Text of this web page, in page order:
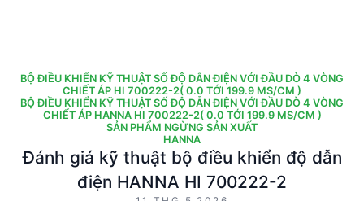
BỘ ĐIỀU KHIỂN KỸ THUẬT SỐ ĐỘ DẪN ĐIỆN VỚI ĐẦU DÒ 4 VÒNG
CHIẾT ÁP HI 700222-2( 0.0 TỚI 199.9 MS/CM )
BỘ ĐIỀU KHIỂN KỸ THUẬT SỐ ĐỘ DẪN ĐIỆN VỚI ĐẦU DÒ 4 VÒNG
CHIẾT ÁP HANNA HI 700222-2( 0.0 TỚI 199.9 MS/CM )
SẢN PHẨM NGỪNG SẢN XUẤT
HANNA
Đánh giá kỹ thuật bộ điều khiển độ dẫn
điện HANNA HI 700222-2